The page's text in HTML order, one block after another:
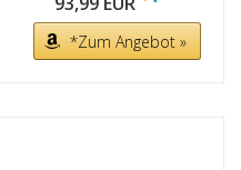
*Zum Angebot »